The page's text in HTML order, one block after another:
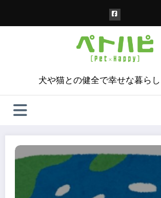
犬や猫との健全で幸せな暮ら